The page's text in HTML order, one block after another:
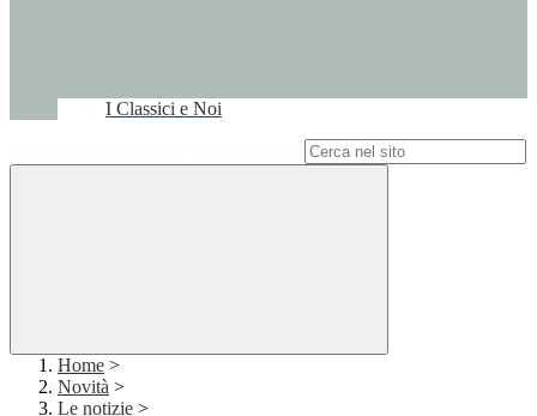
I Classici e Noi
Home >
Novità >
Le notizie >